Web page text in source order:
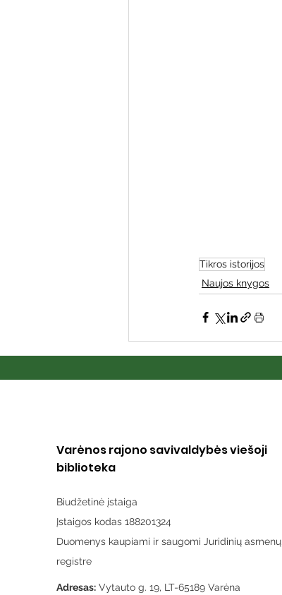
Tikros istorijos
Naujos knygos
Varėnos rajono savivaldybės viešoji
biblioteka
Biudžetinė įstaiga
Įstaigos kodas 188201324
Duomenys kaupiami ir saugomi Juridinių asmenų
registre
Adresas: Vytauto g. 19, LT-65189 Varėna